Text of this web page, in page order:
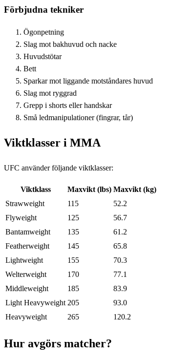
Förbjudna tekniker
Ögonpetning
Slag mot bakhuvud och nacke
Huvudstötar
Bett
Sparkar mot liggande motståndares huvud
Slag mot ryggrad
Grepp i shorts eller handskar
Små ledmanipulationer (fingrar, tår)
Viktklasser i MMA
UFC använder följande viktklasser:
Viktklass Maxvikt (lbs) Maxvikt (kg)
Strawweight
115
52.2
Flyweight
125
56.7
Bantamweight
135
61.2
Featherweight
145
65.8
Lightweight
155
70.3
Welterweight
170
77.1
Middleweight
185
83.9
Light Heavyweight 205
93.0
Heavyweight
265 120.2
Hur avgörs matcher?